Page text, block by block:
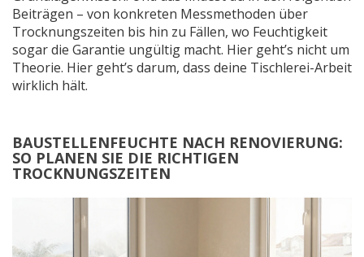
Beiträgen – von konkreten Messmethoden über
Trocknungszeiten bis hin zu Fällen, wo Feuchtigkeit
sogar die Garantie ungültig macht. Hier geht’s nicht um
Theorie. Hier geht’s darum, dass deine Tischlerei-Arbeit
wirklich hält.
BAUSTELLENFEUCHTE NACH RENOVIERUNG:
SO PLANEN SIE DIE RICHTIGEN
TROCKNUNGSZEITEN